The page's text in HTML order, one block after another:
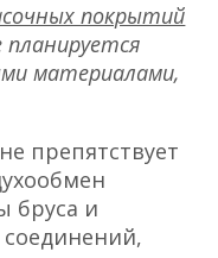
покрытий
материалами,
препятствует
бруса и